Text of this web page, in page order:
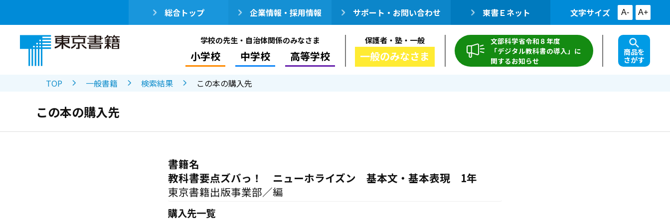
総合トップ 企業情報・採用情報 サポート・お問い合わせ 東書Ｅネット 文字サイズ A- A+
学校の先生・自治体関係のみなさま
小学校 中学校 高等学校
保護者・塾・一般
一般のみなさま
文部科学省令和８年度
「デジタル教科書の導入」に
関するお知らせ
商品を
さがす
TOP 一般書籍 検索結果 この本の購入先
この本の購入先
書籍名
教科書要点ズバっ！ ニューホライズン 基本文・基本表現 1年
東京書籍出版事業部／編
購入先一覧